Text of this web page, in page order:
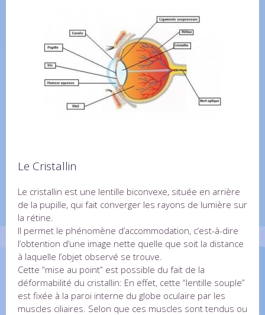
Le Cristallin
Le cristallin est une lentille biconvexe, située en arrière
de la pupille, qui fait converger les rayons de lumière sur
la rétine.
Il permet le phénomène d’accommodation, c’est-à-dire
l’obtention d’une image nette quelle que soit la distance
à laquelle l’objet observé se trouve.
Cette “mise au point” est possible du fait de la
déformabilité du cristallin: En effet, cette “lentille souple”
est fixée à la paroi interne du globe oculaire par les
muscles ciliaires. Selon que ces muscles sont tendus ou